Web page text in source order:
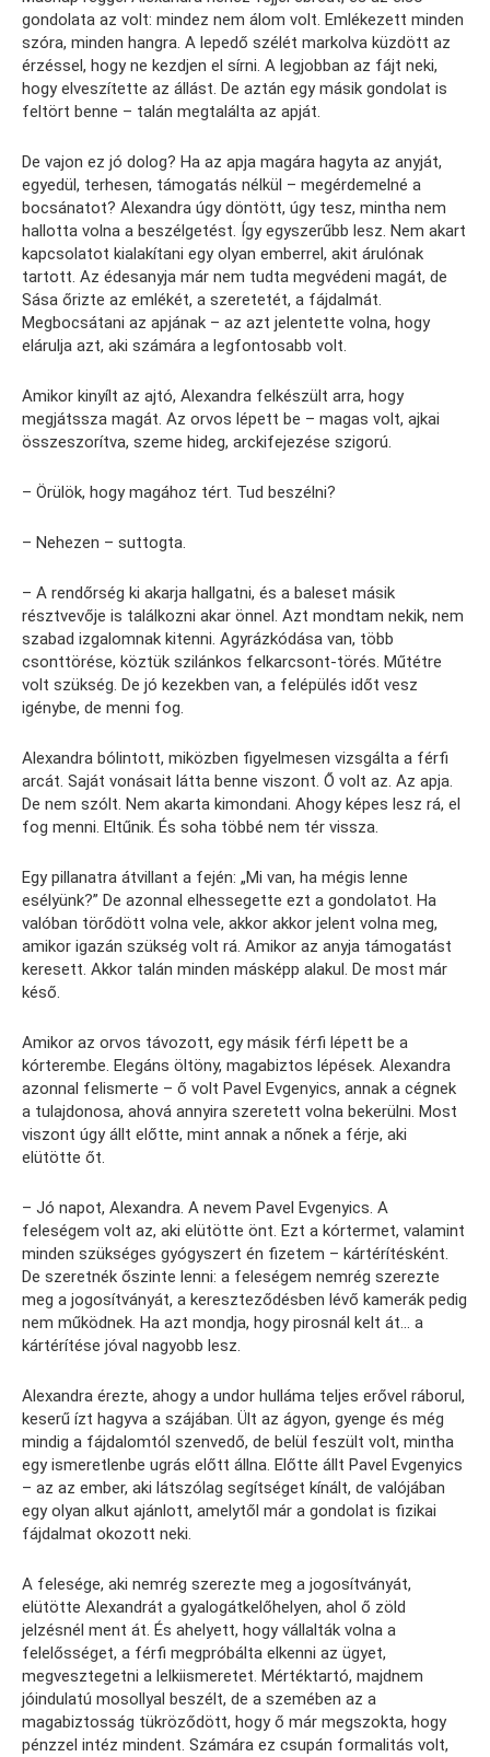
gondolata az volt: mindez nem álom volt. Emlékezett minden
szóra, minden hangra. A lepedő szélét markolva küzdött az
érzéssel, hogy ne kezdjen el sírni. A legjobban az fájt neki,
hogy elveszítette az állást. De aztán egy másik gondolat is
feltört benne – talán megtalálta az apját.
De vajon ez jó dolog? Ha az apja magára hagyta az anyját,
egyedül, terhesen, támogatás nélkül – megérdemelné a
bocsánatot? Alexandra úgy döntött, úgy tesz, mintha nem
hallotta volna a beszélgetést. Így egyszerűbb lesz. Nem akart
kapcsolatot kialakítani egy olyan emberrel, akit árulónak
tartott. Az édesanyja már nem tudta megvédeni magát, de
Sása őrizte az emlékét, a szeretetét, a fájdalmát.
Megbocsátani az apjának – az azt jelentette volna, hogy
elárulja azt, aki számára a legfontosabb volt.
Amikor kinyílt az ajtó, Alexandra felkészült arra, hogy
megjátssza magát. Az orvos lépett be – magas volt, ajkai
összeszorítva, szeme hideg, arckifejezése szigorú.
– Örülök, hogy magához tért. Tud beszélni?
– Nehezen – suttogta.
– A rendőrség ki akarja hallgatni, és a baleset másik
résztvevője is találkozni akar önnel. Azt mondtam nekik, nem
szabad izgalomnak kitenni. Agyrázkódása van, több
csonttörése, köztük szilánkos felkarcsont-törés. Műtétre
volt szükség. De jó kezekben van, a felépülés időt vesz
igénybe, de menni fog.
Alexandra bólintott, miközben figyelmesen vizsgálta a férfi
arcát. Saját vonásait látta benne viszont. Ő volt az. Az apja.
De nem szólt. Nem akarta kimondani. Ahogy képes lesz rá, el
fog menni. Eltűnik. És soha többé nem tér vissza.
Egy pillanatra átvillant a fején: „Mi van, ha mégis lenne
esélyünk?” De azonnal elhessegette ezt a gondolatot. Ha
valóban törődött volna vele, akkor akkor jelent volna meg,
amikor igazán szükség volt rá. Amikor az anyja támogatást
keresett. Akkor talán minden másképp alakul. De most már
késő.
Amikor az orvos távozott, egy másik férfi lépett be a
kórterembe. Elegáns öltöny, magabiztos lépések. Alexandra
azonnal felismerte – ő volt Pavel Evgenyics, annak a cégnek
a tulajdonosa, ahová annyira szeretett volna bekerülni. Most
viszont úgy állt előtte, mint annak a nőnek a férje, aki
elütötte őt.
– Jó napot, Alexandra. A nevem Pavel Evgenyics. A
feleségem volt az, aki elütötte önt. Ezt a kórtermet, valamint
minden szükséges gyógyszert én fizetem – kártérítésként.
De szeretnék őszinte lenni: a feleségem nemrég szerezte
meg a jogosítványát, a kereszteződésben lévő kamerák pedig
nem működnek. Ha azt mondja, hogy pirosnál kelt át… a
kártérítése jóval nagyobb lesz.
Alexandra érezte, ahogy a undor hulláma teljes erővel ráborul,
keserű ízt hagyva a szájában. Ült az ágyon, gyenge és még
mindig a fájdalomtól szenvedő, de belül feszült volt, mintha
egy ismeretlenbe ugrás előtt állna. Előtte állt Pavel Evgenyics
– az az ember, aki látszólag segítséget kínált, de valójában
egy olyan alkut ajánlott, amelytől már a gondolat is fizikai
fájdalmat okozott neki.
A felesége, aki nemrég szerezte meg a jogosítványát,
elütötte Alexandrát a gyalogátkelőhelyen, ahol ő zöld
jelzésnél ment át. És ahelyett, hogy vállalták volna a
felelősséget, a férfi megpróbálta elkenni az ügyet,
megvesztegetni a lelkiismeretet. Mértéktartó, majdnem
jóindulatú mosollyal beszélt, de a szemében az a
magabiztosság tükröződött, hogy ő már megszokta, hogy
pénzzel intéz mindent. Számára ez csupán formalitás volt,